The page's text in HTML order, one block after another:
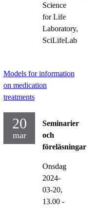
Science
for Life
Laboratory,
SciLifeLab
Models for information
on medication
treatments
20
mar
Seminarier
och
föreläsningar
Onsdag
2024-
03-20,
13.00 -